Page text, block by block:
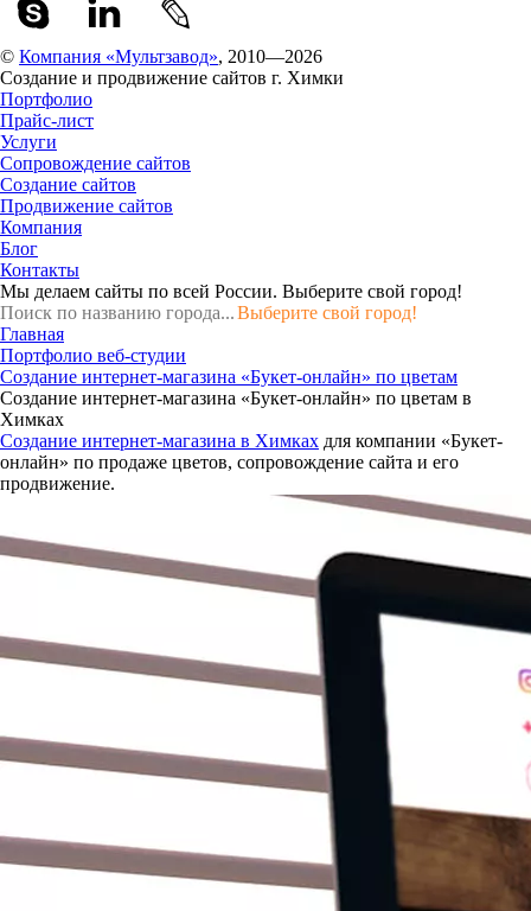
© Компания «Мультзавод», 2010—2026
Создание и продвижение сайтов г. Химки
Портфолио
Прайс-лист
Услуги
Сопровождение сайтов
Создание сайтов
Продвижение сайтов
Компания
Блог
Контакты
Мы делаем сайты по всей России. Выберите свой город!
Выберите свой город!
Главная
Портфолио веб-студии
Создание интернет-магазина «Букет-онлайн» по цветам
Создание интернет-магазина «Букет-онлайн» по цветам в
Химках
Создание интернет-магазина в Химках для компании «Букет-
онлайн» по продаже цветов, сопровождение сайта и его
продвижение.